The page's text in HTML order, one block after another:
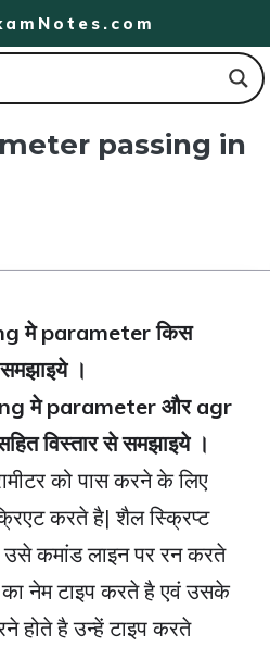
passing in
मे parameter किस
।
मे parameter और agr
विस्तार से समझाइये ।
को पास करने के लिए
करते है| शैल स्क्रिप्ट
कमांड लाइन पर रन करते
का नेम टाइप करते है एवं उसके
होते है उन्हें टाइप करते